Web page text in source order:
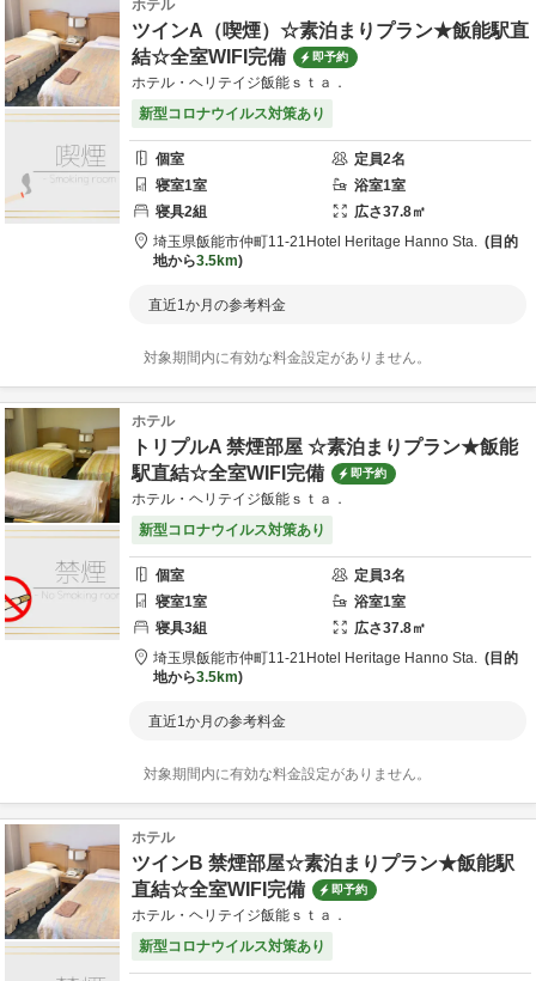
ホテル
ツインA（喫煙）☆素泊まりプラン★飯能駅直
結☆全室WIFI完備
即予約
ホテル・ヘリテイジ飯能ｓｔａ．
新型コロナウイルス対策あり
個室 定員2名
寝室1室 浴室1室
寝具2組 広さ37.8㎡
埼玉県飯能市仲町11-21 Hotel Heritage Hanno Sta.
目的
地から3.5km
直近1か月の参考料金
対象期間内に有効な料金設定がありません。
ホテル
トリプルA 禁煙部屋 ☆素泊まりプラン★飯能
駅直結☆全室WIFI完備
即予約
ホテル・ヘリテイジ飯能ｓｔａ．
新型コロナウイルス対策あり
個室 定員3名
寝室1室 浴室1室
寝具3組 広さ37.8㎡
埼玉県飯能市仲町11-21 Hotel Heritage Hanno Sta.
目的
地から3.5km
直近1か月の参考料金
対象期間内に有効な料金設定がありません。
ホテル
ツインB 禁煙部屋☆素泊まりプラン★飯能駅
直結☆全室WIFI完備
即予約
ホテル・ヘリテイジ飯能ｓｔａ．
新型コロナウイルス対策あり